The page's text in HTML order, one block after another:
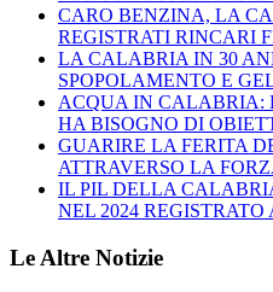
CARO BENZINA, LA
REGISTRATI RINCARI
LA CALABRIA IN 30
SPOPOLAMENTO E
ACQUA IN CALABRIA:
HA BISOGNO DI
GUARIRE LA FERITA
ATTRAVERSO LA
IL PIL DELLA
NEL 2024 REGISTRATO
Le Altre Notizie